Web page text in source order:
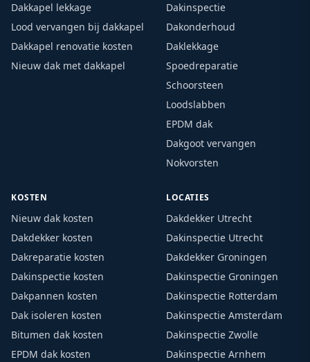
Dakkapel lekkage
Lood vervangen bij dakkapel
Dakkapel renovatie kosten
Nieuw dak met dakkapel
Dakinspectie
Dakonderhoud
Daklekkage
Spoedreparatie
Schoorsteen
Loodslabben
EPDM dak
Dakgoot vervangen
Nokvorsten
KOSTEN
Nieuw dak kosten
Dakdekker kosten
Dakreparatie kosten
Dakinspectie kosten
Dakpannen kosten
Dak isoleren kosten
Bitumen dak kosten
EPDM dak kosten
LOCATIES
Dakdekker Utrecht
Dakinspectie Utrecht
Dakdekker Groningen
Dakinspectie Groningen
Dakinspectie Rotterdam
Dakinspectie Amsterdam
Dakinspectie Zwolle
Dakinspectie Arnhem